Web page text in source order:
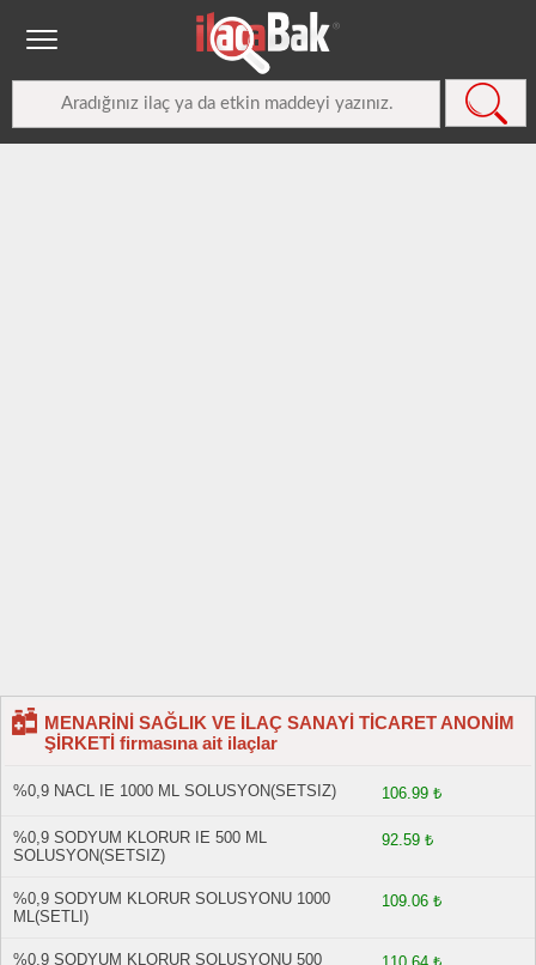
MENARİNİ SAĞLIK VE İLAÇ SANAYİ TİCARET ANONİM
ŞİRKETİ firmasına ait ilaçlar
%0,9 NACL IE 1000 ML SOLUSYON(SETSIZ) 106.99 ₺
%0,9 SODYUM KLORUR IE 500 ML
SOLUSYON(SETSIZ)
92.59 ₺
%0,9 SODYUM KLORUR SOLUSYONU 1000
ML(SETLI)
109.06 ₺
%0,9 SODYUM KLORUR SOLUSYONU 500